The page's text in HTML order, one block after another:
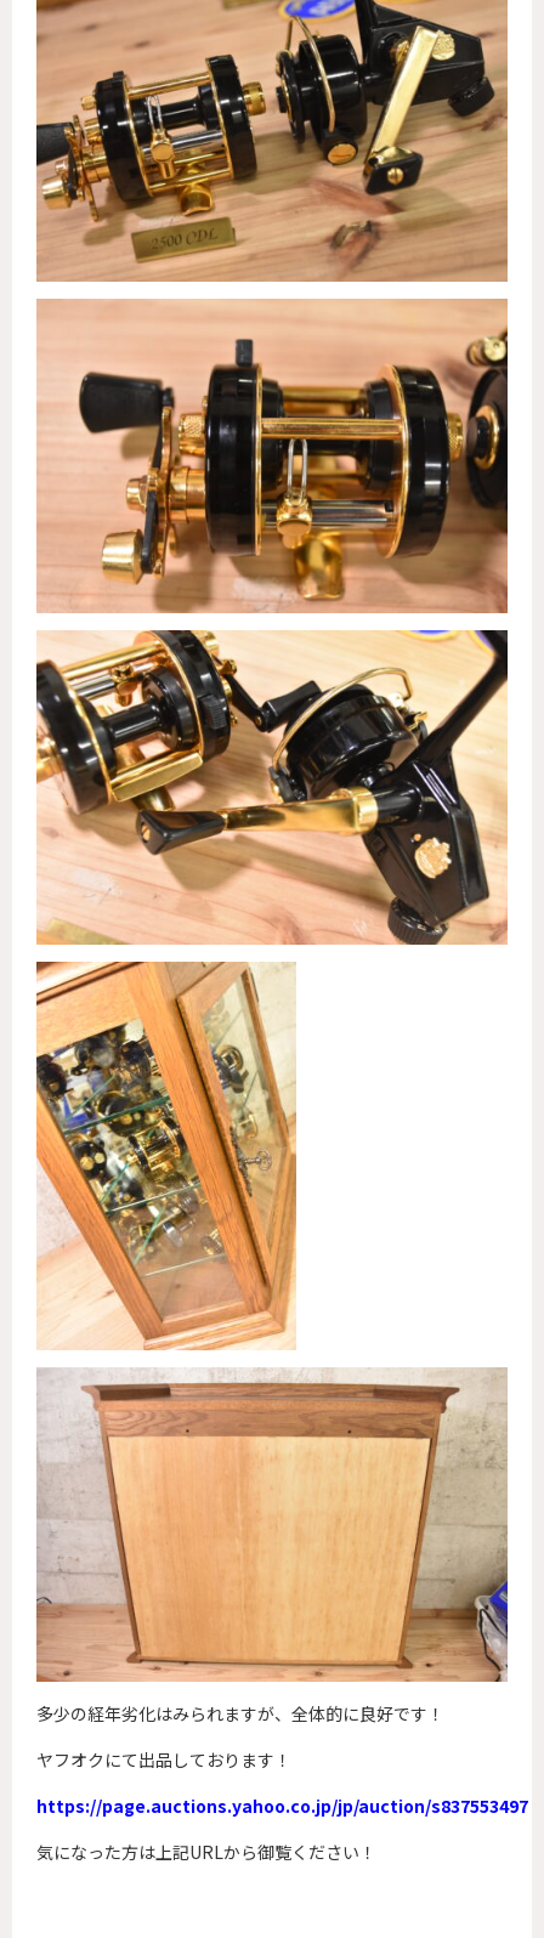
多少の経年劣化はみられますが、全体的に良好です！
ヤフオクにて出品しております！
https://page.auctions.yahoo.co.jp/jp/auction/s837553497
気になった方は上記URLから御覧ください！